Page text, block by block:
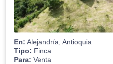
En: Alejandría, Antioquia
Tipo: Finca
Para: Venta